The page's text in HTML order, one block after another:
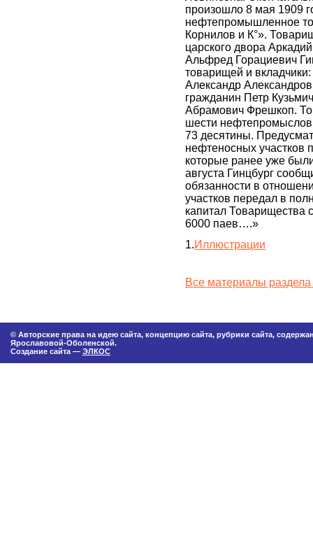
произошло 8 мая 1909
нефтепромышленное
Корнилов и К°».
царского двора
Альфред Горациевич
товарищей и вкладчики:
Александр
гражданин Петр
Абрамович Фрешкоп.
шести
73 десятины.
нефтеносных участков
которые ранее уже
августа Гинцбург
обязанности в
участков передал в
капитал Товарищества
6000 паев….»
1.Иллюстрации
Все материалы
© Авторские права на идею сайта, концепцию сайта, рубрики сайта,
Ярославовой-Оболенской.
Создание сайта — ЭЛКОС